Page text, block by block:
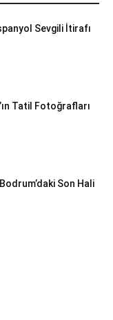
Sevgili İtirafı
Tatil Fotoğrafları
Son Hali